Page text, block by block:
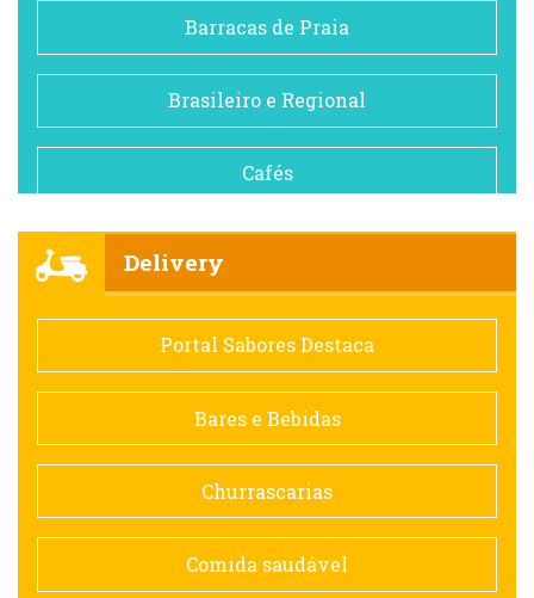
Barracas de Praia
Brasileiro e Regional
Cafés
Comida saudável
Contemporânea
Doceria
Espanhola
Delivery
Portal Sabores Destaca
Bares e Bebidas
Churrascarias
Comida saudável